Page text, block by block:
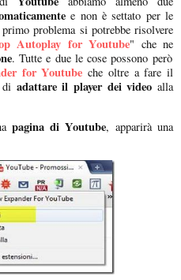
e non è settato per le
problema si potrebbe risolvere
Autoplay for Youtube" che ne
. Tutte e due le cose possono però
for Youtube che oltre a fare il
adattare il player dei video alla
pagina di Youtube, apparirà una